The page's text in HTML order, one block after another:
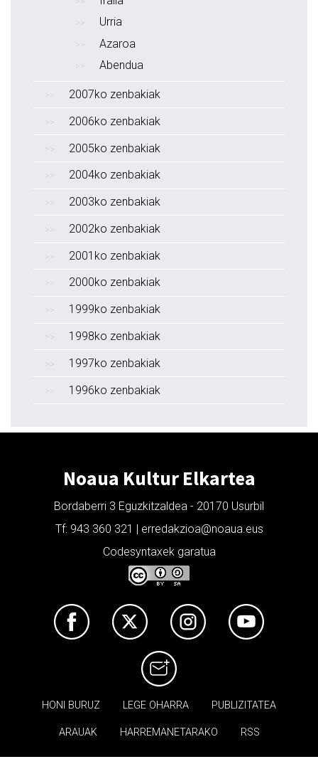
Urria
Azaroa
Abendua
2007ko zenbakiak
2006ko zenbakiak
2005ko zenbakiak
2004ko zenbakiak
2003ko zenbakiak
2002ko zenbakiak
2001ko zenbakiak
2000ko zenbakiak
1999ko zenbakiak
1998ko zenbakiak
1997ko zenbakiak
1996ko zenbakiak
Noaua Kultur Elkartea
Bordaberri 3 Eguzkitzaldea - 20170 Usurbil
Tf: 943 360 321 | erredakzioa@noaua.eus
Codesyntaxek garatua
HONI BURUZ LEGE OHARRA PUBLIZITATEA
ARAUAK HARREMANETARAKO RSS